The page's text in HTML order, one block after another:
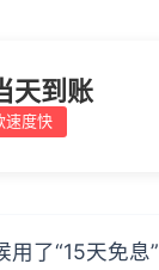
天到账
速度快
了“15天免